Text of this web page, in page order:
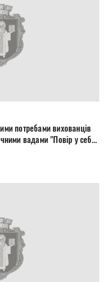
потребами вихованців
вадами "Повір у себе"